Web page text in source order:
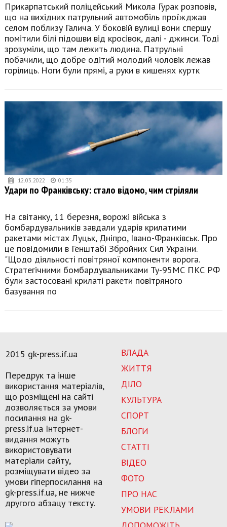
Прикарпатський поліцейський Микола Гурак розповів,
що на вихідних патрульний автомобіль проїжджав
селом поблизу Галича. У боковій вулиці вони спершу
помітили білі підошви від кросівок, далі - джинси. Тоді
зрозуміли, що там лежить людина. Патрульні
побачили, що добре одітий молодий чоловік лежав
горілиць. Ноги були прямі, а руки в кишенях куртк
12.03.2022 01:35
Удари по Франківську: стало відомо, чим стріляли
На світанку, 11 березня, ворожі війська з
бомбардувальників завдали ударів крилатими
ракетами містах Луцьк, Дніпро, Івано-Франківськ. Про
це повідомили в Генштабі Збройних Сил України.
"Щодо діяльності повітряної компоненти ворога.
Стратегічними бомбардувальниками Ту-95МС ПКС РФ
були застосовані крилаті ракети повітряного
базування по
ВЛАДА
ЖИТТЯ
ДІЛО
КУЛЬТУРА
СПОРТ
БЛОГИ
СТАТТІ
ВІДЕО
ФОТО
ПРО НАС
УМОВИ РЕКЛАМИ
2015 gk-press.if.ua
Передрук та інше
використання матеріалів,
що розміщені на сайті
дозволяється за умови
посилання на gk-
press.if.ua Інтернет-
видання можуть
використовувати
матеріали сайту,
розміщувати відео за
умови гіперпосилання на
gk-press.if.ua, не нижче
другого абзацу тексту.